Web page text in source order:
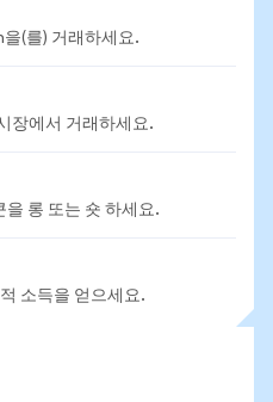
(를) 거래하세요.
장에서 거래하세요.
롱 또는 숏 하세요.
소득을 얻으세요.